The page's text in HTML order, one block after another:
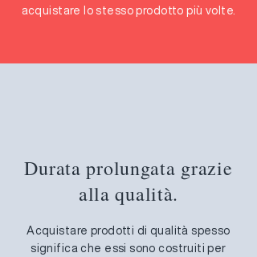
acquistare lo stesso prodotto più volte.
Durata prolungata grazie
alla qualità.
Acquistare prodotti di qualità spesso
significa che essi sono costruiti per